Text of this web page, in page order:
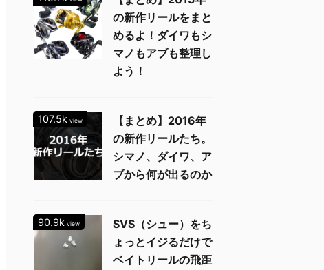
の新作リールをまと
めるよ！ダイワもシ
マノもアブも整理し
よう！
107.5k view
【まとめ】2016年
の新作リールたち。
シマノ、ダイワ、ア
ブから何が出るのか
90.9k view
SVS（シュー）をち
ょっとイジるだけで
ベイトリールの飛距